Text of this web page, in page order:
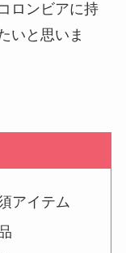
ロンビアに持
いと思いま
アイテム